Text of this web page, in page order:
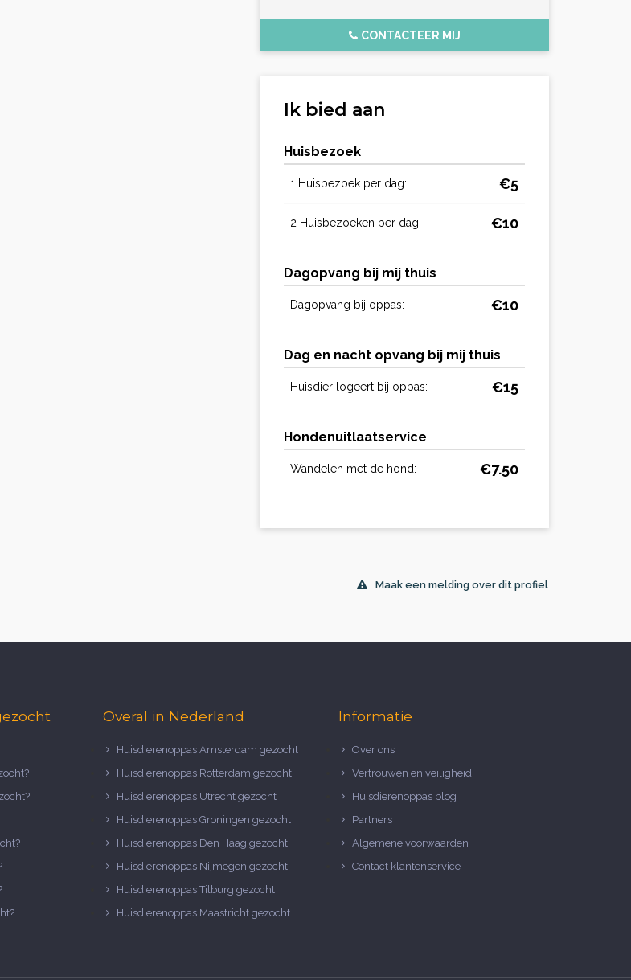
CONTACTEER MIJ
Ik bied aan
Huisbezoek
1 Huisbezoek per dag: €5
2 Huisbezoeken per dag: €10
Dagopvang bij mij thuis
Dagopvang bij oppas: €10
Dag en nacht opvang bij mij thuis
Huisdier logeert bij oppas: €15
Hondenuitlaatservice
Wandelen met de hond: €7.50
Maak een melding over dit profiel
Overal in Nederland
Huisdierenoppas Amsterdam gezocht
Huisdierenoppas Rotterdam gezocht
Huisdierenoppas Utrecht gezocht
Huisdierenoppas Groningen gezocht
Huisdierenoppas Den Haag gezocht
Huisdierenoppas Nijmegen gezocht
Huisdierenoppas Tilburg gezocht
Huisdierenoppas Maastricht gezocht
Informatie
Over ons
Vertrouwen en veiligheid
Huisdierenoppas blog
Partners
Algemene voorwaarden
Contact klantenservice